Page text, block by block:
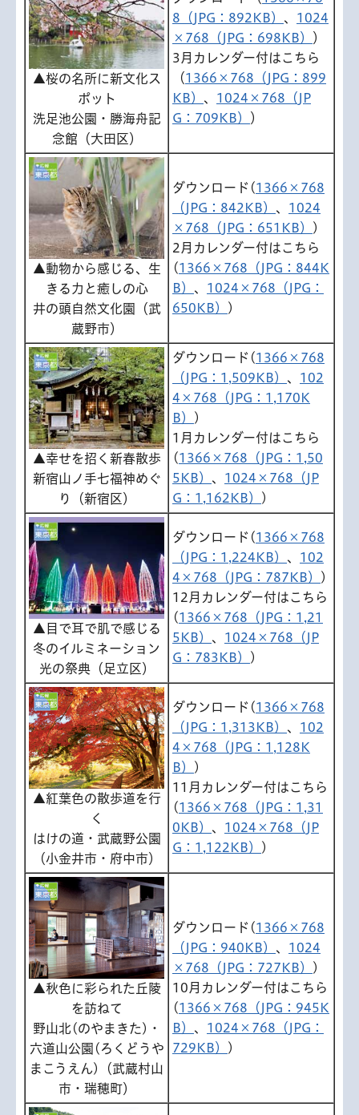
▲桜の名所に新文化ス
ポット
洗足池公園・勝海舟記
念館（大田区）
8（JPG：892KB） 、 1024
×768（JPG：698KB）
）
3月カレンダー付はこちら
（1366×768（JPG：899
KB） 、 1024×768（JP
G：709KB）
）
▲動物から感じる、生
きる力と癒しの心
井の頭自然文化園（武
蔵野市）
ダウンロード(1366×768
（JPG：842KB） 、 1024
×768（JPG：651KB）
)
2月カレンダー付はこちら
(1366×768（JPG：844K
B） 、 1024×768（JPG：
650KB）
)
▲幸せを招く新春散歩
新宿山ノ手七福神めぐ
り（新宿区）
ダウンロード(1366×768
（JPG：1,509KB） 、 102
4×768（JPG：1,170K
B）
)
1月カレンダー付はこちら
(1366×768（JPG：1,50
5KB） 、 1024×768（JP
G：1,162KB）
)
▲目で耳で肌で感じる
冬のイルミネーション
光の祭典（足立区）
ダウンロード(1366×768
（JPG：1,224KB） 、 102
4×768（JPG：787KB）
)
12月カレンダー付はこちら
(1366×768（JPG：1,21
5KB） 、 1024×768（JP
G：783KB）
)
▲紅葉色の散歩道を行
く
はけの道・武蔵野公園
（小金井市・府中市）
ダウンロード(1366×768
（JPG：1,313KB） 、 102
4×768（JPG：1,128K
B）
)
11月カレンダー付はこちら
(1366×768（JPG：1,31
0KB） 、 1024×768（JP
G：1,122KB）
)
▲秋色に彩られた丘陵
を訪ねて
野山北(のやまきた)・
六道山公園(ろくどうや
まこうえん)（武蔵村山
市・瑞穂町）
ダウンロード(1366×768
（JPG：940KB） 、 1024
×768（JPG：727KB）
)
10月カレンダー付はこちら
(1366×768（JPG：945K
B） 、 1024×768（JPG：
729KB）
)